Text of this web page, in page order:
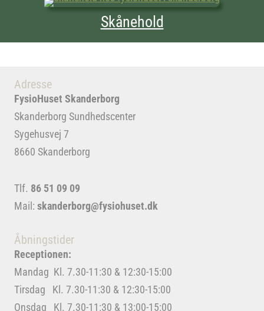
Skånehold
Adresse
FysioHuset Skanderborg
Skanderborg Sundhedscenter
Sygehusvej 7
8660 Skanderborg
Tlf. 86 51 09 09
Mail: skanderborg@fysiohuset.dk
Åbningstider
Receptionen:
Mandag Kl. 7.30-11:30 & 12:30-15:00
Tirsdag Kl. 7.30-11:30 & 12:30-15:00
Onsdag Kl. 7.30-11:30 & 13:00-15:00